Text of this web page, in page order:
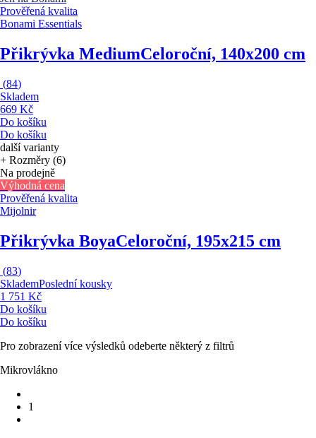
Prověřená kvalita
Bonami Essentials
Přikrývka MediumCeloroční, 140x200 cm
(84)
Skladem
669 Kč
Do košíku
Do košíku
další varianty
+ Rozměry (6)
Na prodejně
Výhodná cena
Prověřená kvalita
Mijolnir
Přikrývka BoyaCeloroční, 195x215 cm
(83)
SklademPoslední kousky
1 751 Kč
Do košíku
Do košíku
Pro zobrazení více výsledků odeberte některý z filtrů
Mikrovlákno
1